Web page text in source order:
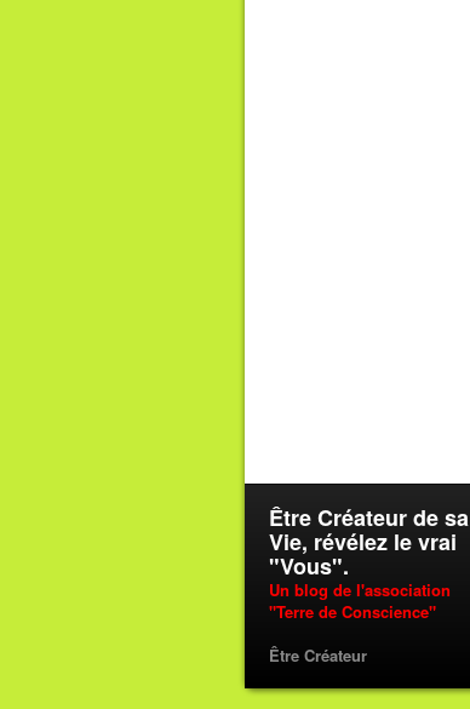
Être Créateur de sa
Vie, révélez le vrai
"Vous".
Un blog de l'association
"Terre de Conscience"
Être Créateur